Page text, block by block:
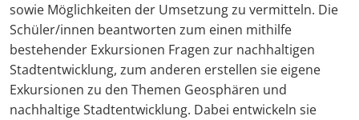
sowie Möglichkeiten der Umsetzung zu vermitteln. Die
Schüler/innen beantworten zum einen mithilfe
bestehender Exkursionen Fragen zur nachhaltigen
Stadtentwicklung, zum anderen erstellen sie eigene
Exkursionen zu den Themen Geosphären und
nachhaltige Stadtentwicklung. Dabei entwickeln sie